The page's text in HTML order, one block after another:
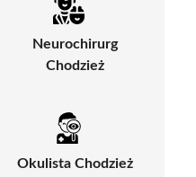
Neurochirurg
Chodzież
Okulista Chodzież